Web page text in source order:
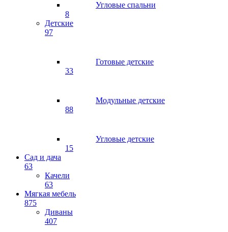
Угловые спальни
8
Детские
97
Готовые детские
33
Модульные детские
88
Угловые детские
15
Сад и дача
63
Качели
63
Мягкая мебель
875
Диваны
407